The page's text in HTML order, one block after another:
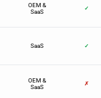
OEM &
SaaS
✓
SaaS ✓
OEM &
SaaS
✗